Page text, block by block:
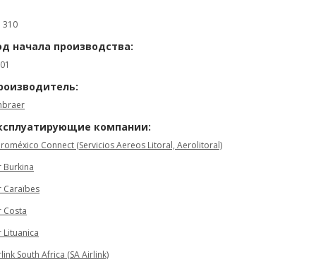
310
начала производства:
компании:
Connect (Servicios Aereos Litoral, Aerolitoral)
Burkina
Caraïbes
Costa
Lituanica
South Africa (SA Airlink)